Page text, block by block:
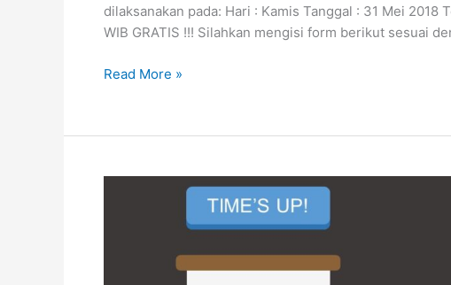
dilaksanakan pada: Hari : Kamis Tanggal : 31 Mei
WIB GRATIS !!! Silahkan mengisi form berikut sesuai
Read More »